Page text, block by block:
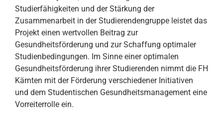
Studierfähigkeiten und der Stärkung der
Zusammenarbeit in der Studierendengruppe leistet das
Projekt einen wertvollen Beitrag zur
Gesundheitsförderung und zur Schaffung optimaler
Studienbedingungen. Im Sinne einer optimalen
Gesundheitsförderung ihrer Studierenden nimmt die FH
Kärnten mit der Förderung verschiedener Initiativen
und dem Studentischen Gesundheitsmanagement eine
Vorreiterrolle ein.